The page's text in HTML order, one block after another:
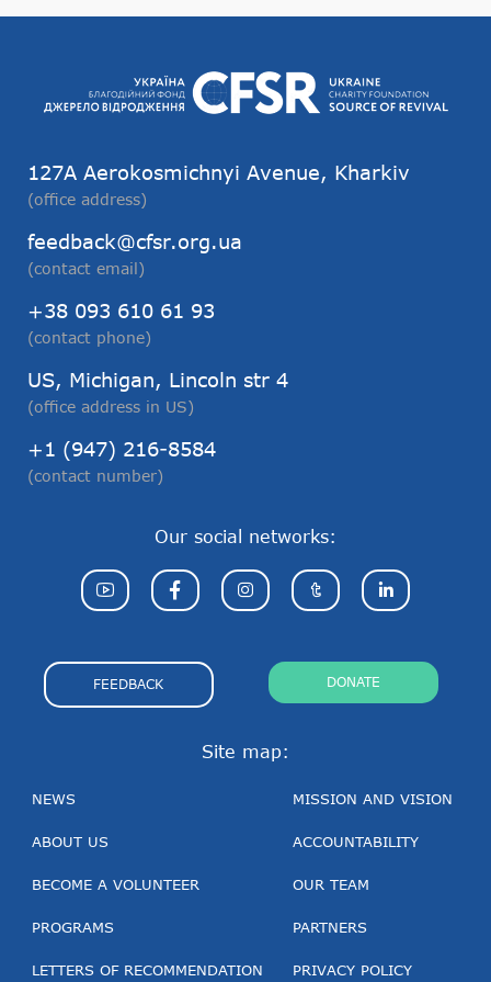
127А Aerokosmichnyi Avenue, Kharkiv
(office address)
feedback@cfsr.org.ua
(contact email)
+38 093 610 61 93
(contact phone)
US, Michigan, Lincoln str 4
(office address in US)
+1 (947) 216-8584
(contact number)
Site map:
NEWS
ABOUT US
BECOME A VOLUNTEER
PROGRAMS
LETTERS OF RECOMMENDATION
MISSION AND VISION
ACCOUNTABILITY
OUR TEAM
PARTNERS
PRIVACY POLICY
Our social networks:
FEEDBACK DONATE